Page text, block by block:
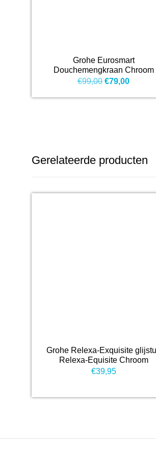
Grohe Eurosmart
Douchemengkraan Chroom
€99,00 €79,00Huidige
Gerelateerde producten
Grohe Relexa-Exquisite
Relexa-Equisite Chroom
€39,95